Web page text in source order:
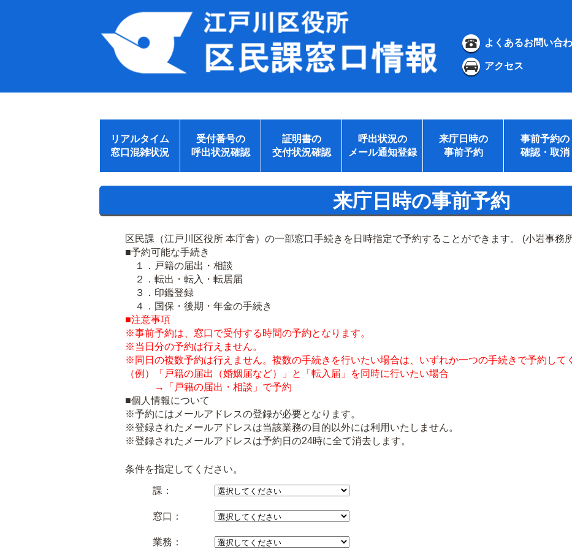
よくあるお問い合
アクセス
リアルタイム
窓口混雑状況
受付番号の
呼出状況確認
証明書の
交付状況確認
呼出状況の
メール通知登録
来庁日時の
事前予約
事前予約の
確認・取消
来庁日時の事前予約
区民課（江戸川区役所 本庁舎）の一部窓口手続きを日時指定で予約することができます。 (小岩事務
■予約可能な手続き
１．戸籍の届出・相談
２．転出・転入・転居届
３．印鑑登録
４．国保・後期・年金の手続き
■注意事項
※事前予約は、窓口で受付する時間の予約となります。
※当日分の予約は行えません。
※同日の複数予約は行えません。複数の手続きを行いたい場合は、いずれか一つの手続きで予約して
（例）「戸籍の届出（婚姻届など）」と「転入届」を同時に行いたい場合
→「戸籍の届出・相談」で予約
■個人情報について
※予約にはメールアドレスの登録が必要となります。
※登録されたメールアドレスは当該業務の目的以外には利用いたしません。
※登録されたメールアドレスは予約日の24時に全て消去します。
条件を指定してください。
課：
窓口：
業務：